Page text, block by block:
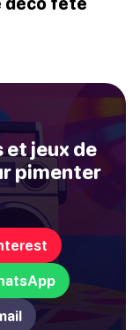
jeux de
pimenter